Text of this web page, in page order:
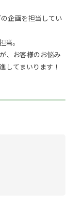
企画を担当してい
当。
、お客様のお悩み
してまいります！